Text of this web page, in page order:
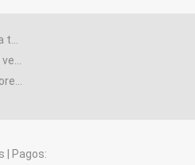
| Pagos